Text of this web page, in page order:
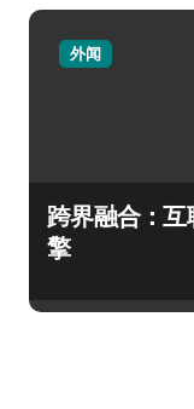
外闻
跨界融合：
擎